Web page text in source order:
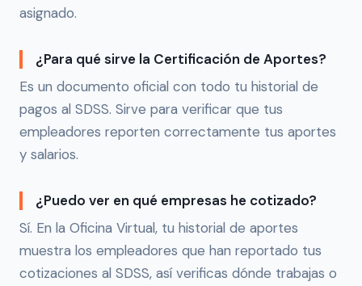
asignado.
¿Para qué sirve la Certificación de Aportes?
Es un documento oficial con todo tu historial de
pagos al SDSS. Sirve para verificar que tus
empleadores reporten correctamente tus aportes
y salarios.
¿Puedo ver en qué empresas he cotizado?
Sí. En la Oficina Virtual, tu historial de aportes
muestra los empleadores que han reportado tus
cotizaciones al SDSS, así verificas dónde trabajas o